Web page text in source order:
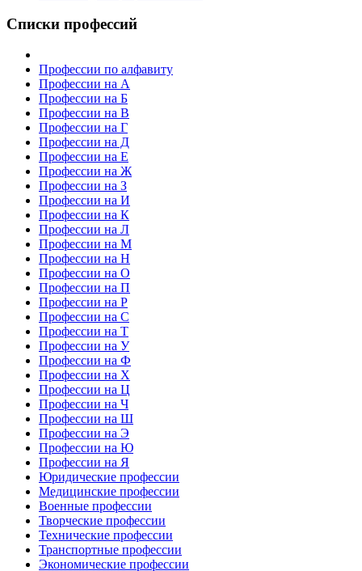
Списки профессий
Профессии по алфавиту
Профессии на А
Профессии на Б
Профессии на В
Профессии на Г
Профессии на Д
Профессии на Е
Профессии на Ж
Профессии на З
Профессии на И
Профессии на К
Профессии на Л
Профессии на М
Профессии на Н
Профессии на О
Профессии на П
Профессии на Р
Профессии на С
Профессии на Т
Профессии на У
Профессии на Ф
Профессии на Х
Профессии на Ц
Профессии на Ч
Профессии на Ш
Профессии на Э
Профессии на Ю
Профессии на Я
Юридические профессии
Медицинские профессии
Военные профессии
Творческие профессии
Технические профессии
Транспортные профессии
Экономические профессии